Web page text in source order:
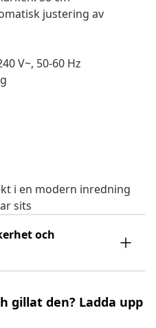
justering av
V~, 50-60 Hz
i en modern inredning
sits
och
gillat den? Ladda upp